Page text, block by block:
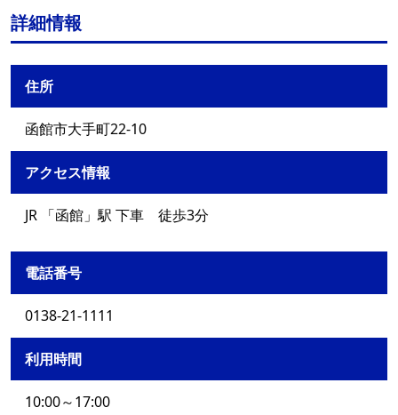
詳細情報
住所
函館市大手町22-10
アクセス情報
JR 「函館」駅 下車 徒歩3分
電話番号
0138-21-1111
利用時間
10:00～17:00